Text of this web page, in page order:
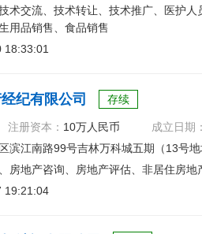
术交流、技术转让、技术推广、医护
用品销售、食品销售
18:33:01
纪有限公司 存续
注册资本： 10万人民币
成立日期
滨江南路99号吉林万科城五期（13号
房地产咨询、房地产评估、非居住房
19:21:04